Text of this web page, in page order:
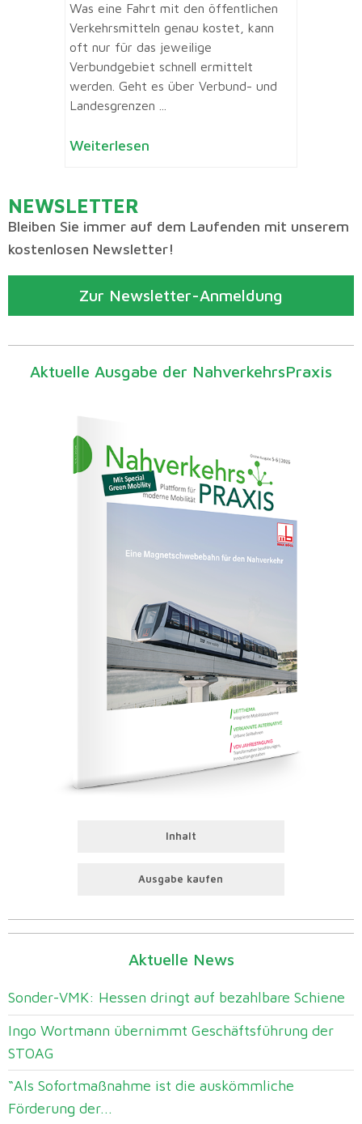
Was eine Fahrt mit den öffentlichen
Verkehrsmitteln genau kostet, kann
oft nur für das jeweilige
Verbundgebiet schnell ermittelt
werden. Geht es über Verbund- und
Landesgrenzen ...
Weiterlesen
NEWSLETTER
Bleiben Sie immer auf dem Laufenden mit unserem
kostenlosen Newsletter!
Zur Newsletter-Anmeldung
Aktuelle Ausgabe der NahverkehrsPraxis
Inhalt
Ausgabe kaufen
Aktuelle News
Sonder-VMK: Hessen dringt auf bezahlbare Schiene
Ingo Wortmann übernimmt Geschäftsführung der
STOAG
“Als Sofortmaßnahme ist die auskömmliche
Förderung der...